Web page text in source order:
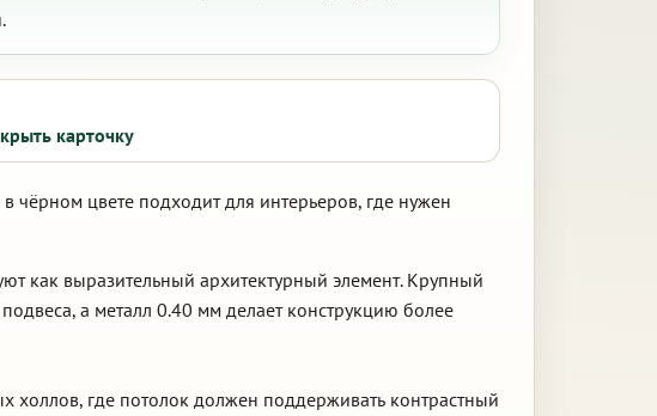
карточку
цвете подходит для интерьеров, где нужен
как выразительный архитектурный элемент. Крупный
а металл 0.40 мм делает конструкцию более
где потолок должен поддерживать контрастный